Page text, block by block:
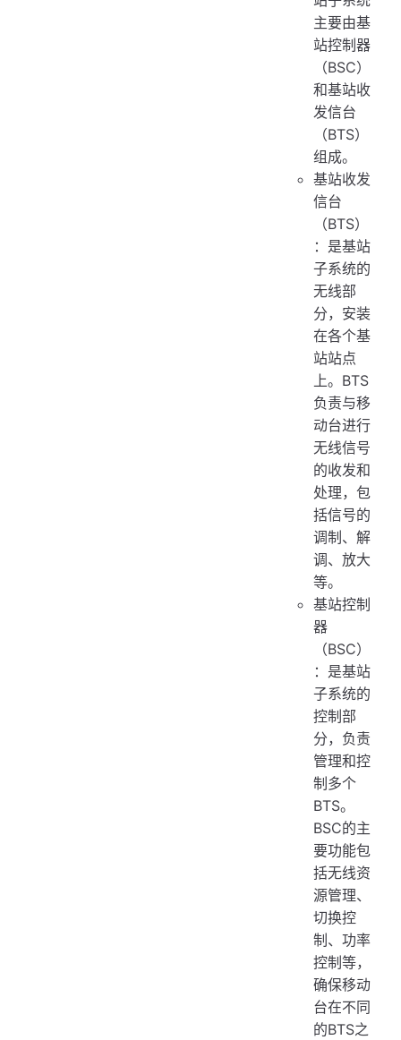
主要由基
站控制器
（BSC）
和基站收
发信台
（BTS）
组成。
基站收发
信台
（BTS）
：是基站
子系统的
无线部
分，安装
在各个基
站站点
上。BTS
负责与移
动台进行
无线信号
的收发和
处理，包
括信号的
调制、解
调、放大
等。
基站控制
器
（BSC）
：是基站
子系统的
控制部
分，负责
管理和控
制多个
BTS。
BSC的主
要功能包
括无线资
源管理、
切换控
制、功率
控制等，
确保移动
台在不同
的BTS之